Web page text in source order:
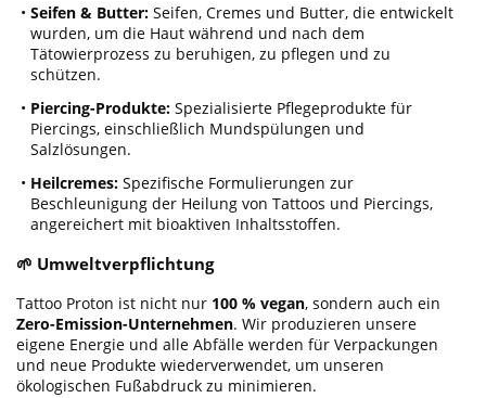
• Seifen & Butter: Seifen, Cremes und Butter, die entwickelt
wurden, um die Haut während und nach dem
Tätowierprozess zu beruhigen, zu pflegen und zu
schützen.
• Piercing-Produkte: Spezialisierte Pflegeprodukte für
Piercings, einschließlich Mundspülungen und
Salzlösungen.
• Heilcremes: Spezifische Formulierungen zur
Beschleunigung der Heilung von Tattoos und Piercings,
angereichert mit bioaktiven Inhaltsstoffen.
🌱 Umweltverpflichtung
Tattoo Proton ist nicht nur 100 % vegan, sondern auch ein
Zero-Emission-Unternehmen. Wir produzieren unsere
eigene Energie und alle Abfälle werden für Verpackungen
und neue Produkte wiederverwendet, um unseren
ökologischen Fußabdruck zu minimieren.